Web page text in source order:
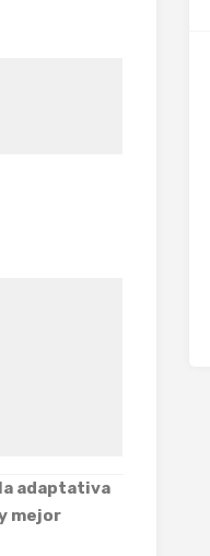
adaptativa
mejor